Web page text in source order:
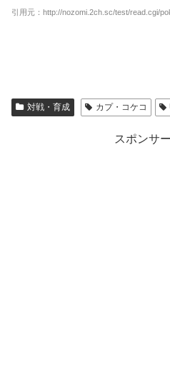
引用元：http://nozomi.2ch.sc/test/read.cgi/
対戦・育成 カプ・コケコ
スポンサ